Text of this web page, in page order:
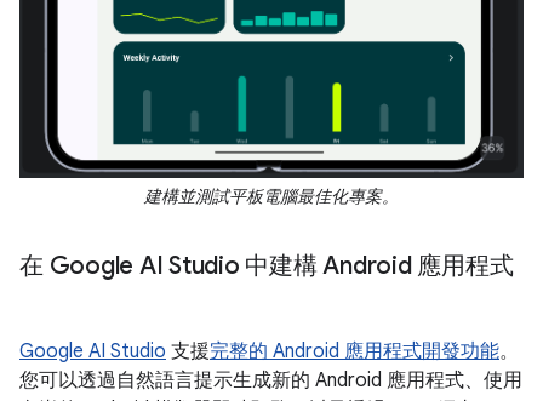
建構並測試平板電腦最佳化專案。
在 Google AI Studio 中建構 Android 應用程式
Google AI Studio 支援完整的 Android 應用程式開發功能。
您可以透過自然語言提示生成新的 Android 應用程式、使用